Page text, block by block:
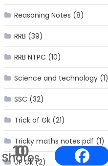
0
Shares
0
Shares
10
Shares
0
Shares
Reasoning Notes (8)
RRB (39)
RRB NTPC (10)
Science and technology(1)
SSC (32)
Trick of Gk(21)
Tricky maths notes pdf (1)
UP Gk(2)